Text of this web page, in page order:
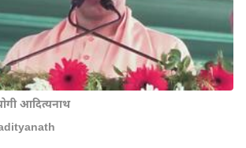
आदित्यनाथ